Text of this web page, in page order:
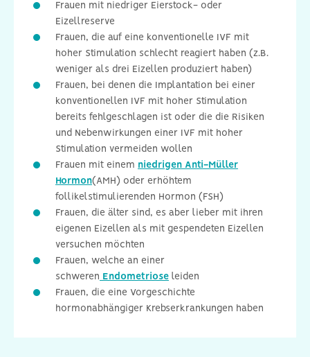
Frauen mit niedriger Eierstock- oder
Eizellreserve
Frauen, die auf eine konventionelle IVF mit
hoher Stimulation schlecht reagiert haben (z.B.
weniger als drei Eizellen produziert haben)
Frauen, bei denen die Implantation bei einer
konventionellen IVF mit hoher Stimulation
bereits fehlgeschlagen ist oder die die Risiken
und Nebenwirkungen einer IVF mit hoher
Stimulation vermeiden wollen
Frauen mit einem niedrigen Anti-Müller
Hormon(AMH) oder erhöhtem
follikelstimulierenden Hormon (FSH)
Frauen, die älter sind, es aber lieber mit ihren
eigenen Eizellen als mit gespendeten Eizellen
versuchen möchten
Frauen, welche an einer
schweren Endometriose leiden
Frauen, die eine Vorgeschichte
hormonabhängiger Krebserkrankungen haben